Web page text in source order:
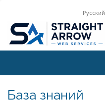
Русский
База знаний